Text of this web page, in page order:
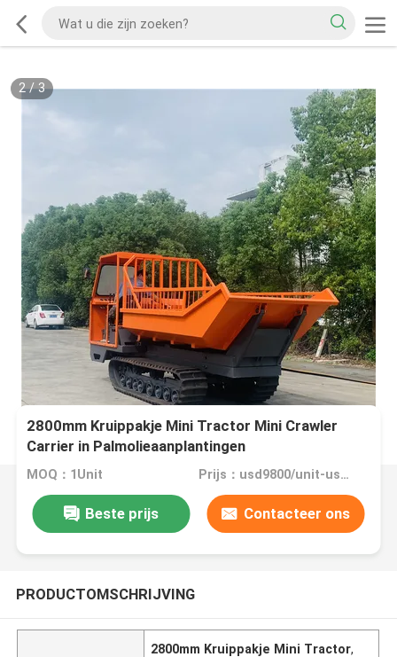
2/3
2800mm Kruippakje Mini Tractor Mini Crawler
Carrier in Palmolieaanplantingen
MOQ：1Unit Prijs：usd9800/unit-usd12500/unit
Beste prijs Contacteer ons
PRODUCTOMSCHRIJVING
2800mm Kruippakje Mini Tractor,